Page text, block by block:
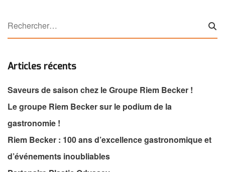
Articles récents
Saveurs de saison chez le Groupe Riem Becker !
Le groupe Riem Becker sur le podium de la
gastronomie !
Riem Becker : 100 ans d’excellence gastronomique et
d’événements inoubliables